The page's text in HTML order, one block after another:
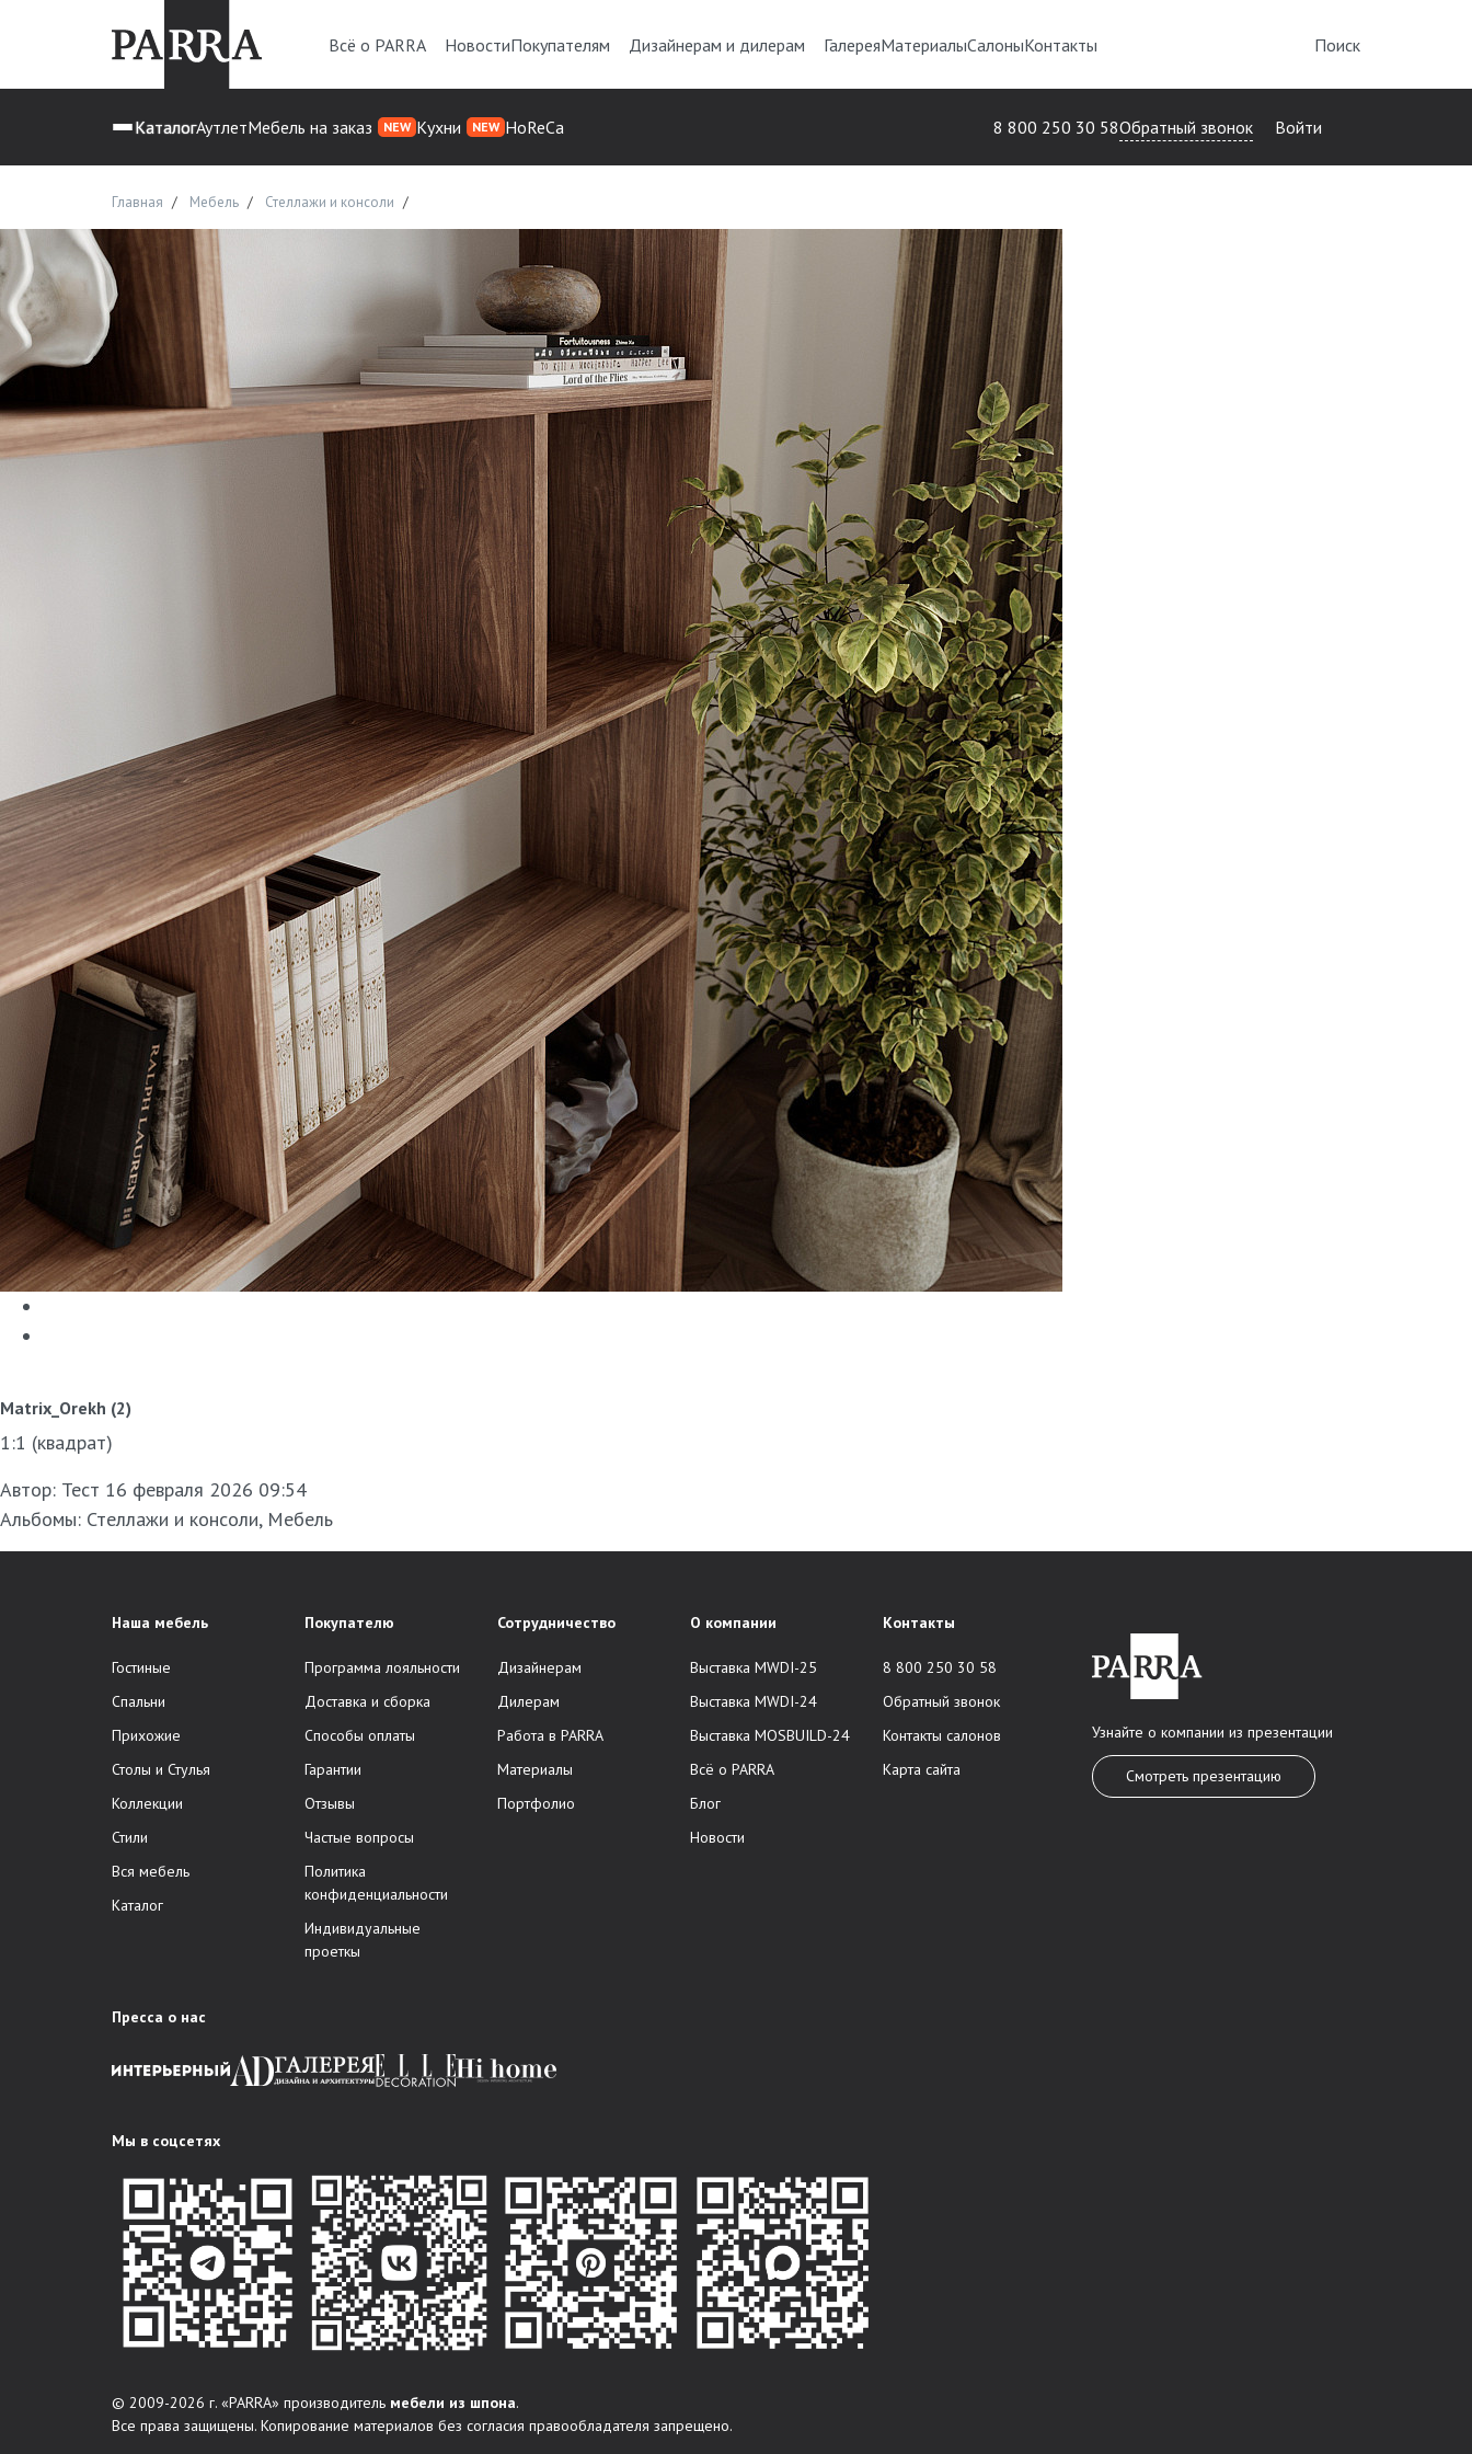
Всё о PARRA НовостиПокупателям Дизайнерам и дилерам ГалереяМатериалыСалоныКонтакты Поиск
КаталогАутлетМебель на заказ NEW Кухни NEW HoReCa 8 800 250 30 58Обратный звонок Войти
Главная Мебель Стеллажи и консоли
Matrix_Orekh (2)
1:1 (квадрат)
Автор: Тест 16 февраля 2026 09:54
Альбомы: Стеллажи и консоли, Мебель
Наша мебель
Гостиные
Спальни
Прихожие
Столы и Стулья
Коллекции
Стили
Вся мебель
Каталог
Покупателю
Программа лояльности
Доставка и сборка
Способы оплаты
Гарантии
Отзывы
Частые вопросы
Политика
конфиденциальности
Индивидуальные
проеткы
Сотрудничество
Дизайнерам
Дилерам
Работа в PARRA
Материалы
Портфолио
О компании
Выставка MWDI-25
Выставка MWDI-24
Выставка MOSBUILD-24
Всё о PARRA
Блог
Новости
Контакты
8 800 250 30 58
Обратный звонок
Контакты салонов
Карта сайта
Узнайте о компании из презентации
Смотреть презентацию
Пресса о нас
Мы в соцсетях
© 2009-2026 г. «PARRA» производитель мебели из шпона.
Все права защищены. Копирование материалов без согласия правообладателя запрещено.